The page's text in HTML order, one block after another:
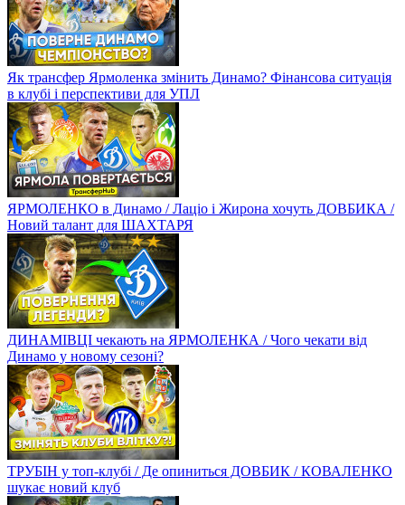
Як трансфер Ярмоленка змінить Динамо? Фінансова ситуація
в клубі і перспективи для УПЛ
ЯРМОЛЕНКО в Динамо / Лаціо і Жирона хочуть ДОВБИКА /
Новий талант для ШАХТАРЯ
ДИНАМІВЦІ чекають на ЯРМОЛЕНКА / Чого чекати від
Динамо у новому сезоні?
ТРУБІН у топ-клубі / Де опиниться ДОВБИК / КОВАЛЕНКО
шукає новий клуб